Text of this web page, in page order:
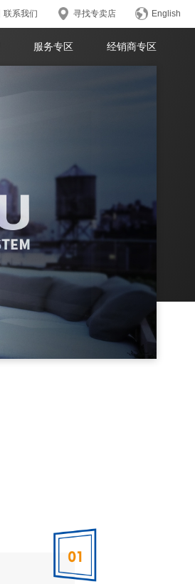
联系我们 寻找专卖店 English
服务专区 经销商专区